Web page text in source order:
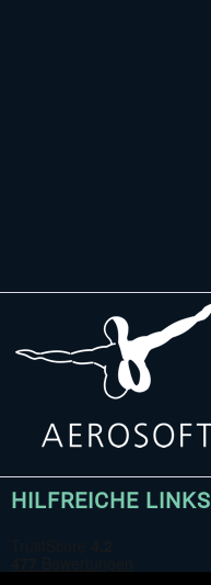
HILFREICHE LINKS